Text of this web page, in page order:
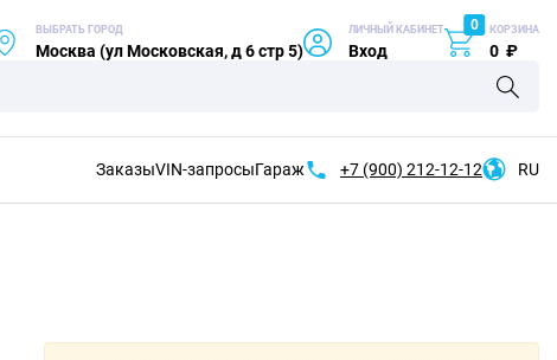
ВЫБРАТЬ ГОРОД
Москва (ул Московская, д 6 стр 5)
ЛИЧНЫЙ КАБИНЕТ
Вход
0 КОРЗИНА
0 ₽
ЗаказыVIN-запросыГараж +7 (900) 212-12-12 RU